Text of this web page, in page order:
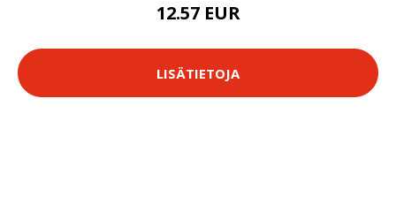
12.57 EUR
LISÄTIETOJA